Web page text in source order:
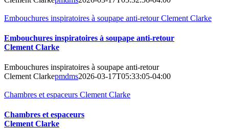
Embouchures inspiratoires à soupape anti-retour Clement Clarke
Embouchures inspiratoires à soupape anti-retour
Clement Clarke
Embouchures inspiratoires à soupape anti-retour
Clement Clarkepmdms2026-03-17T05:33:05-04:00
Chambres et espaceurs Clement Clarke
Chambres et espaceurs
Clement Clarke